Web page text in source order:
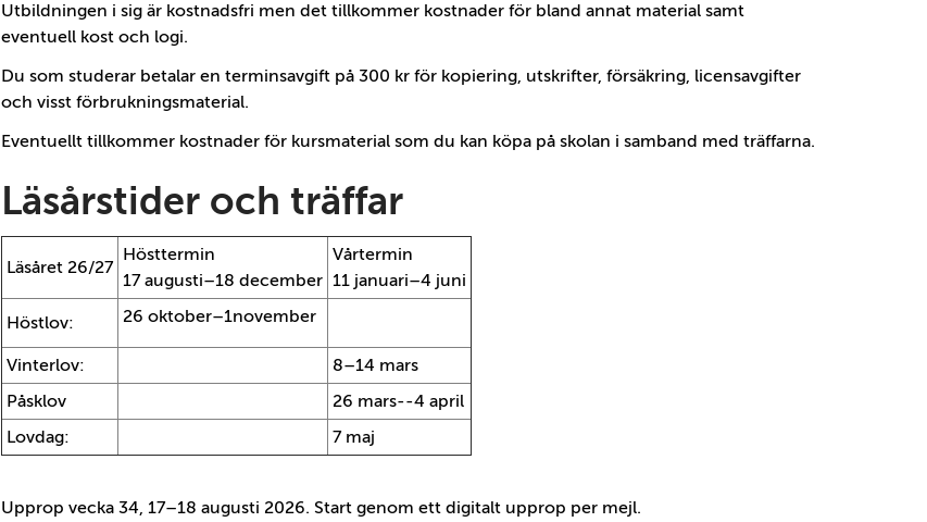
Utbildningen i sig är kostnadsfri men det tillkommer kostnader för bland annat material samt
eventuell kost och logi.
Du som studerar betalar en terminsavgift på 300 kr för kopiering, utskrifter, försäkring, licensavgifter
och visst förbrukningsmaterial.
Eventuellt tillkommer kostnader för kursmaterial som du kan köpa på skolan i samband med träffarna.
Läsårstider och träffar
Läsåret 26/27
Hösttermin
17 augusti–18 december
Vårtermin
11 januari–4 juni
Höstlov: 26 oktober–1november
Vinterlov:
8–14 mars
Påsklov
26 mars--4 april
Lovdag:
7 maj
Upprop vecka 34, 17–18 augusti 2026. Start genom ett digitalt upprop per mejl.